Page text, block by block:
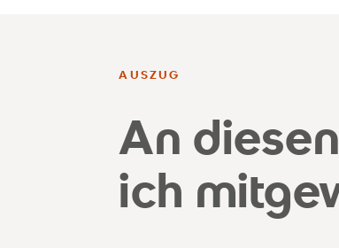
AUSZUG
An
ich